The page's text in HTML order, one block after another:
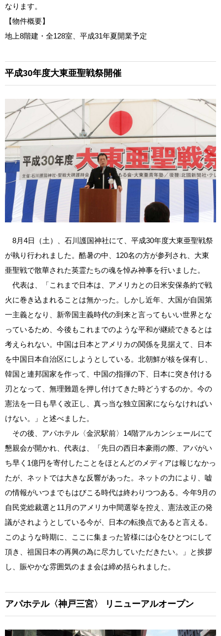
なります。
【物件概要】
地上8階建・全128室、平成31年夏開業予定
平成30年度大東亜聖戦祭開催
8月4日（土）、石川護国神社にて、平成30年度大東亜聖戦祭
が執り行われました。酷暑の中、120名の方が参列され、大東
亜聖戦で散華された英霊たちの魂を悼み神事を行いました。
代表は、「これまで日本は、アメリカとの日米安保条約で戦
火に巻き込まれることは無かった。しかし近年、大国が自国第
一主義となり、新帝国主義時代の到来と言ってもいい世界とな
っているため、今後もこれまでのような平和が継続できるとは
考えられない。中国は日本とアメリカの関係を見据えて、日本
を中国日本自治区にしようとしている。北朝鮮が核を保有し、
韓国と連邦国家を作って、中国の指揮の下、日本に突き付ける
刃となって、無理難題を押し付けてきた時どうするのか。今の
憲法を一日も早く改正し、真っ当な独立国家にならなければい
けない。」と述べました。
その後、アパホテル〈金沢駅前〉14階アルカンシェールにて
懇親会が開かれ、代表は、「先日の西日本豪雨の際、アパがい
ち早く1億円を寄付したことをほとんどのメディアは報じなかっ
たが、ネットでは大きな反響があった。ネットの力により、嘘
の情報がいつまでもはびこる時代は終わりつつある。今年9月の
自民党総裁選と11月のアメリカ中間選挙を控え、憲法改正の発
議がされようとしている今が、日本の転換点であると言える。
このような時期に、ここに集まった皆様には心をひとつにして
頂き、祖国日本の再興の為に尽力していただきたい。」と挨拶
し、賑やかな雰囲気のまま会は締め括られました。
アパホテル〈神戸三宮〉 リニューアルオープン